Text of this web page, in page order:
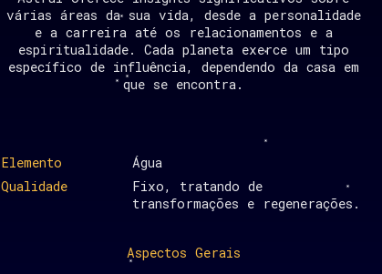
várias áreas da sua vida, desde a personalidade
e a carreira até os relacionamentos e a
espiritualidade. Cada planeta exerce um tipo
específico de influência, dependendo da casa em
que se encontra.
Elemento
Água
Qualidade
Fixo, tratando de
transformações e regenerações.
Aspectos Gerais